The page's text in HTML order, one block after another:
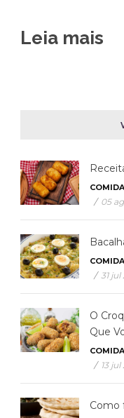
Leia mais
COMIDA
/ 05
COMIDA
/ 31
O
Que
COMIDA
/ 13
Como